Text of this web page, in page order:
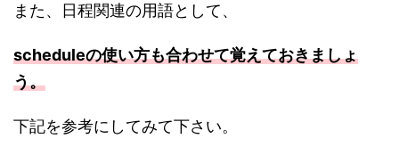
また、日程関連の用語として、
scheduleの使い方も合わせて覚えておきましょ
う。
下記を参考にしてみて下さい。